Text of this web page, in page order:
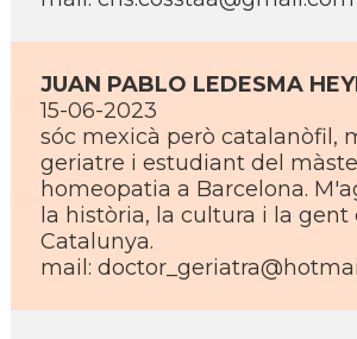
JUAN PABLO LEDESMA
15-06-2023
sóc mexicà però catalanòfil,
geriatre i estudiant del
homeopatia a Barcelona.
la història, la cultura i la gent
Catalunya.
mail: